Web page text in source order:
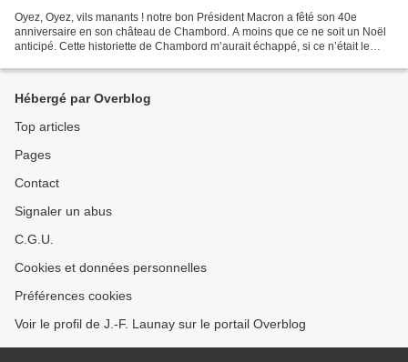
Oyez, Oyez, vils manants ! notre bon Président Macron a fêté son 40e
anniversaire en son château de Chambord. A moins que ce ne soit un Noël
anticipé. Cette historiette de Chambord m’aurait échappé, si ce n’était le
Hébergé par Overblog
Top articles
Pages
Contact
Signaler un abus
C.G.U.
Cookies et données personnelles
Préférences cookies
Voir le profil de J.-F. Launay sur le portail Overblog